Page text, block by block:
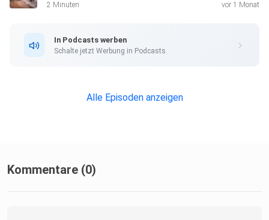
2 Minuten vor 1 Monat
In Podcasts werben
Schalte jetzt Werbung in Podcasts.
Alle Episoden anzeigen
Kommentare (0)